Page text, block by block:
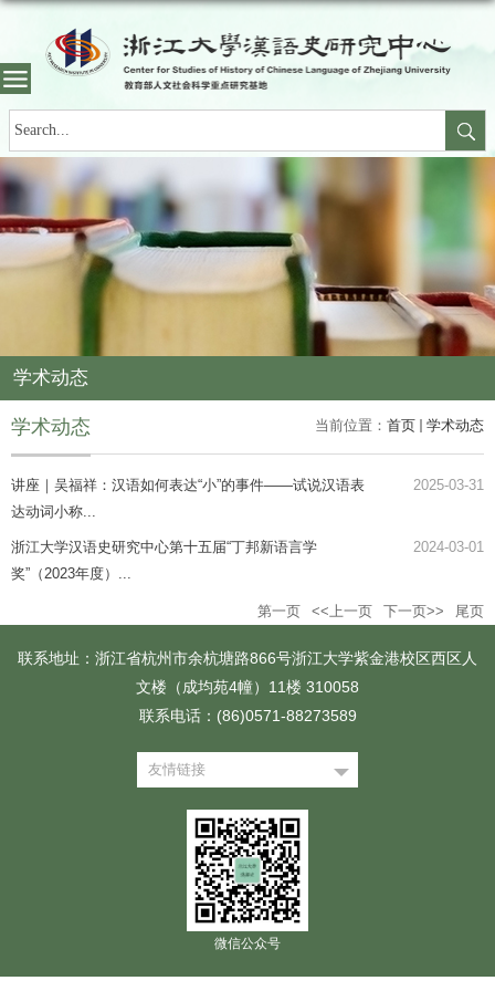
学术动态
当前位置： 首页 学术动态
学术动态
讲座｜吴福祥：汉语如何表达“小”的事件——试说汉语表
达动词小称...
2025-03-31
浙江大学汉语史研究中心第十五届“丁邦新语言学
奖”（2023年度）...
2024-03-01
第一页 <<上一页 下一页>> 尾页
联系地址：浙江省杭州市余杭塘路866号浙江大学紫金港校区西区人
文楼（成均苑4幢）11楼 310058
联系电话：(86)0571-88273589
友情链接
微信公众号